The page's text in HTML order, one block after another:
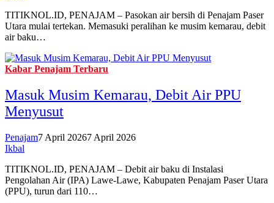
TITIKNOL.ID, PENAJAM – Pasokan air bersih di Penajam Paser
Utara mulai tertekan. Memasuki peralihan ke musim kemarau, debit
air baku…
Kabar Penajam Terbaru
Masuk Musim Kemarau, Debit Air PPU
Menyusut
Penajam7 April 20267 April 2026
Ikbal
TITIKNOL.ID, PENAJAM – Debit air baku di Instalasi
Pengolahan Air (IPA) Lawe-Lawe, Kabupaten Penajam Paser Utara
(PPU), turun dari 110…